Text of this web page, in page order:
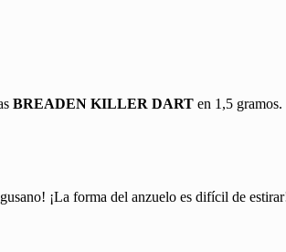
BREADEN KILLER DART en 1,5 gramos.
¡La forma del anzuelo es difícil de